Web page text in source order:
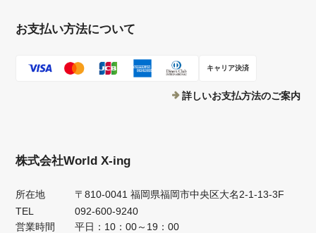
お支払い方法について
キャリア決済
詳しいお支払方法のご案内
株式会社World X-ing
所在地
〒810-0041 福岡県福岡市中央区大名2-1-13-3F
TEL
092-600-9240
営業時間
平日：10：00～19：00